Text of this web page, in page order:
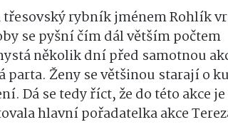
třesovský rybník jménem Rohlík
se pyšní čím dál větším počtem
několik dní před samotnou
parta. Ženy se většinou starají o
Dá se tedy říct, že do této akce
hlavní pořadatelka akce